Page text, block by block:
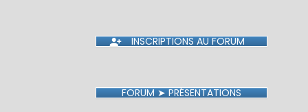
INSCRIPTIONS AU FORUM
FORUM ➤ PRÉSENTATIONS